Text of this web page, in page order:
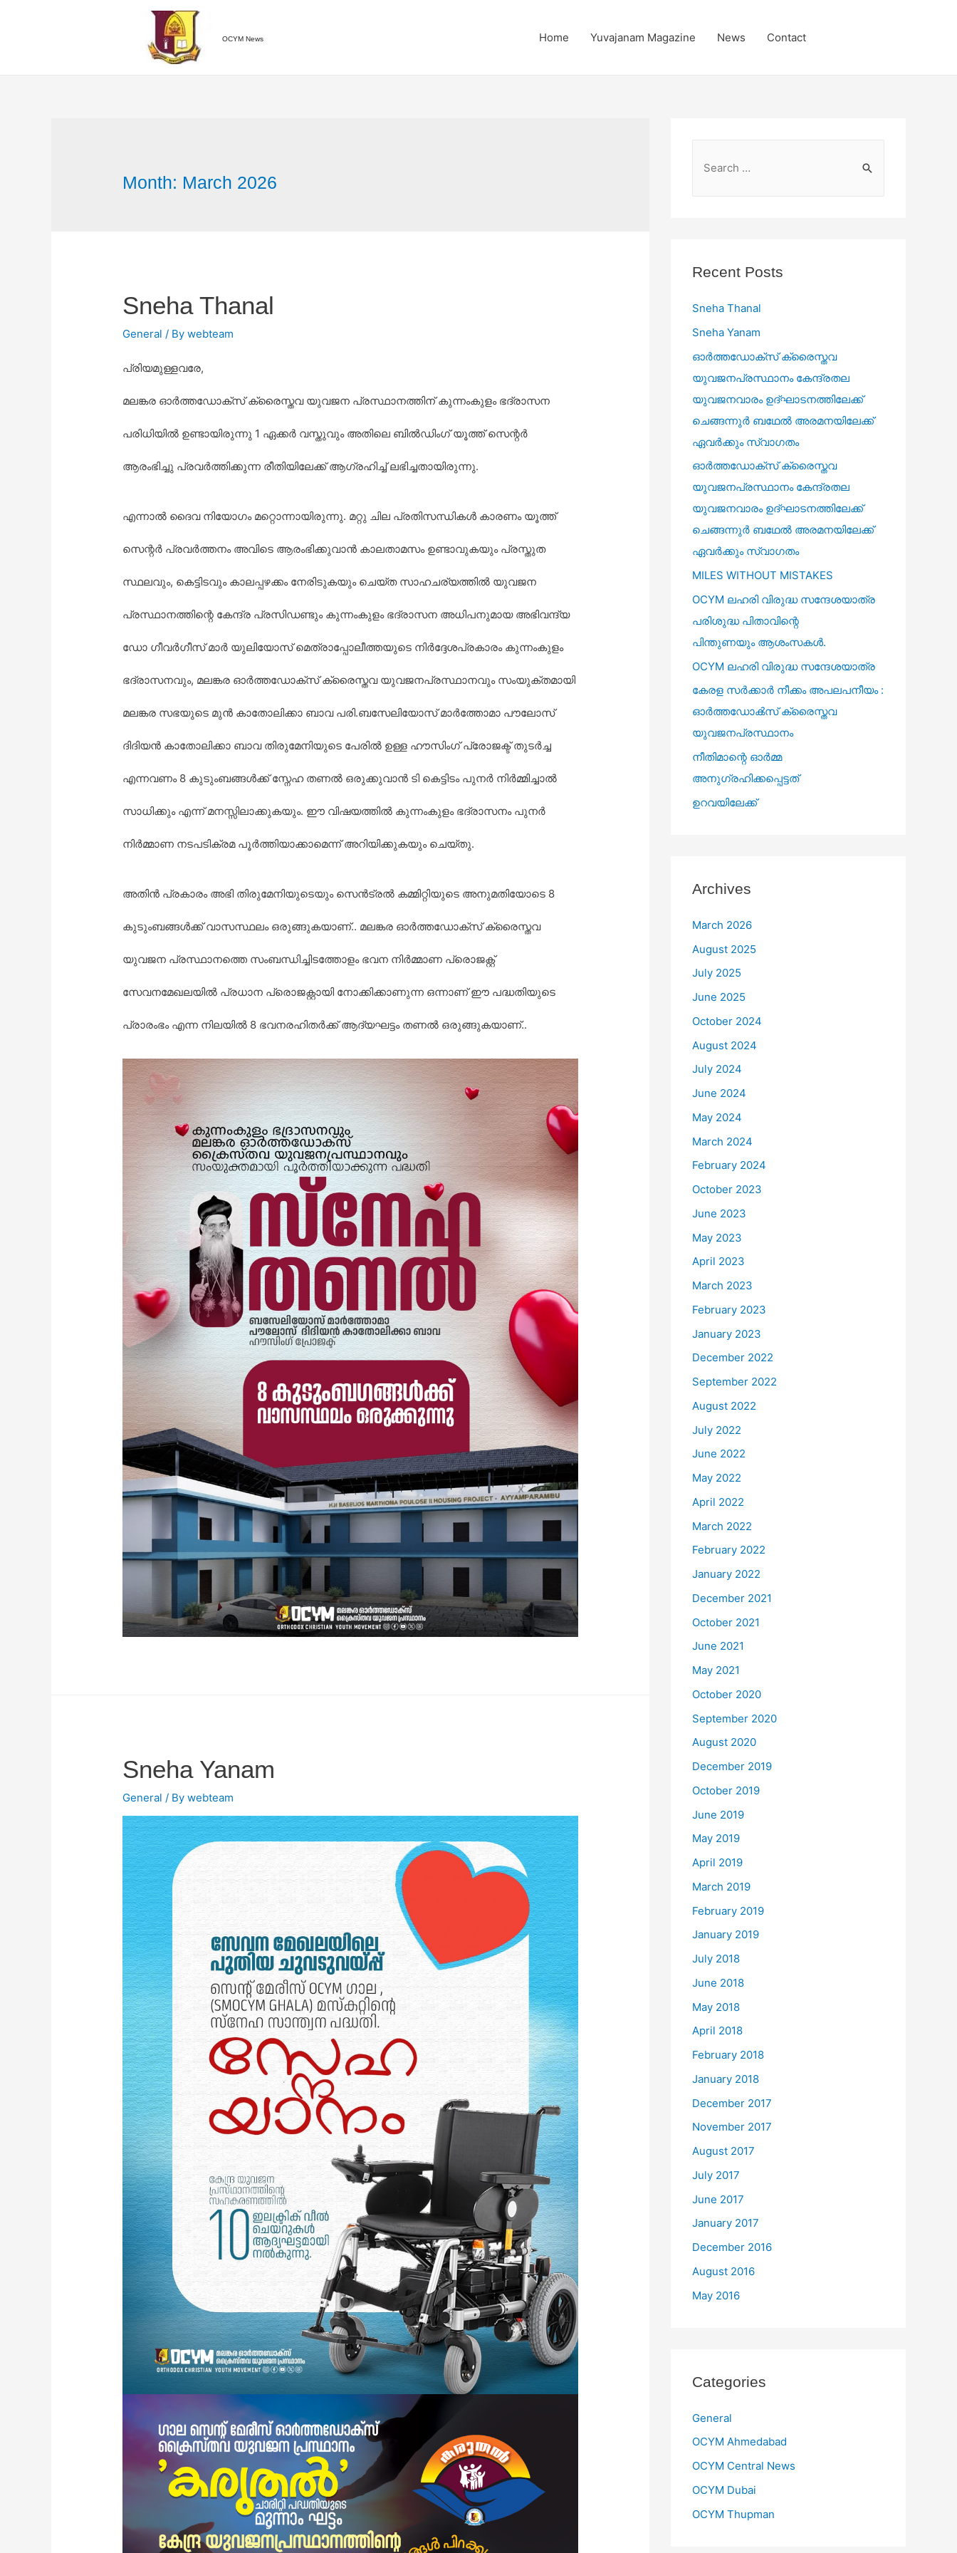
OCYM News Home Yuvajanam Magazine News Contact
Month: March 2026
Sneha Thanal
General / Bywebteam
പ്രിയമുള്ളവരേ,
മലങ്കര ഓർത്തഡോക്സ് ക്രൈസ്തവ യുവജന പ്രസ്ഥാനത്തിന് കുന്നംകുളം ഭദ്രാസന
പരിധിയിൽ ഉണ്ടായിരുന്നു 1 ഏക്കർ വസ്തുവും അതിലെ ബിൽഡിംഗ്‌ യൂത്ത് സെന്റർ
ആരംഭിച്ചു പ്രവർത്തിക്കുന്ന രീതിയിലേക്ക് ആഗ്രഹിച്ച് ലഭിച്ചതായിരുന്നു.
എന്നാൽ ദൈവ നിയോഗം മറ്റൊന്നായിരുന്നു. മറ്റു ചില പ്രതിസന്ധികൾ കാരണം യൂത്ത്
സെന്റർ പ്രവർത്തനം അവിടെ ആരംഭിക്കുവാൻ കാലതാമസം ഉണ്ടാവുകയും പ്രസ്തുത
സ്ഥലവും, കെട്ടിടവും കാലപ്പഴക്കം നേരിടുകയും ചെയ്ത സാഹചര്യത്തിൽ യുവജന
പ്രസ്ഥാനത്തിന്റെ കേന്ദ്ര പ്രസിഡണ്ടും കുന്നംകുളം ഭദ്രാസന അധിപനുമായ അഭിവന്ദ്യ
ഡോ ഗീവർഗീസ് മാർ യുലിയോസ് മെത്രാപ്പോലീത്തയുടെ നിർദ്ദേശപ്രകാരം കുന്നംകുളം
ഭദ്രാസനവും, മലങ്കര ഓർത്തഡോക്സ് ക്രൈസ്തവ യുവജനപ്രസ്ഥാനവും സംയുക്തമായി
മലങ്കര സഭയുടെ മുൻ കാതോലിക്കാ ബാവ പരി.ബസേലിയോസ് മാർത്തോമാ പൗലോസ്
ദിദിയൻ കാതോലിക്കാ ബാവ തിരുമേനിയുടെ പേരിൽ ഉള്ള ഹൗസിംഗ് പ്രോജക്ട് തുടർച്ച
എന്നവണം 8 കുടുംബങ്ങൾക്ക് സ്നേഹ തണൽ ഒരുക്കുവാൻ ടി കെട്ടിടം പുനർ നിർമ്മിച്ചാൽ
സാധിക്കും എന്ന് മനസ്സിലാക്കുകയും. ഈ വിഷയത്തിൽ കുന്നംകുളം ഭദ്രാസനം പുനർ
നിർമ്മാണ നടപടിക്രമ പൂർത്തിയാക്കാമെന്ന് അറിയിക്കുകയും ചെയ്തു.
അതിൻ പ്രകാരം അഭി തിരുമേനിയുടെയും സെൻട്രൽ കമ്മിറ്റിയുടെ അനുമതിയോടെ 8
കുടുംബങ്ങൾക്ക് വാസസ്ഥലം ഒരുങ്ങുകയാണ്.. മലങ്കര ഓർത്തഡോക്സ് ക്രൈസ്തവ
യുവജന പ്രസ്ഥാനത്തെ സംബന്ധിച്ചിടത്തോളം ഭവന നിർമ്മാണ പ്രൊജക്റ്റ്
സേവനമേഖലയിൽ പ്രധാന പ്രൊജക്റ്റായി നോക്കിക്കാണുന്ന ഒന്നാണ് ഈ പദ്ധതിയുടെ
പ്രാരംഭം എന്ന നിലയിൽ 8 ഭവനരഹിതർക്ക് ആദ്യഘട്ടം തണൽ ഒരുങ്ങുകയാണ്..
Sneha Yanam
General / Bywebteam
fRecent Posts
Sneha Thanal
Sneha Yanam
ഓർത്തഡോക്സ് ക്രൈസ്തവ
യുവജനപ്രസ്ഥാനം കേന്ദ്രതല
യുവജനവാരം ഉദ്ഘാടനത്തിലേക്ക്
ചെങ്ങന്നുർ ബഥേൽ അരമനയിലേക്ക്
ഏവർക്കും സ്വാഗതം
ഓർത്തഡോക്സ് ക്രൈസ്തവ
യുവജനപ്രസ്ഥാനം കേന്ദ്രതല
യുവജനവാരം ഉദ്ഘാടനത്തിലേക്ക്
ചെങ്ങന്നുർ ബഥേൽ അരമനയിലേക്ക്
ഏവർക്കും സ്വാഗതം
MILES WITHOUT MISTAKES
OCYM ലഹരി വിരുദ്ധ സന്ദേശയാത്ര
പരിശുദ്ധ പിതാവിന്റെ
പിന്തുണയും ആശംസകൾ.
OCYM ലഹരി വിരുദ്ധ സന്ദേശയാത്ര
കേരള സർക്കാർ നീക്കം അപലപനീയം :
ഓർത്തഡോൿസ്‌ ക്രൈസ്തവ
യുവജനപ്രസ്ഥാനം
നീതിമാന്റെ ഓർമ്മ
അനുഗ്രഹിക്കപ്പെട്ടത്
ഉറവയിലേക്ക്
Archives
March 2026
August 2025
July 2025
June 2025
October 2024
August 2024
July 2024
June 2024
May 2024
March 2024
February 2024
October 2023
June 2023
May 2023
April 2023
March 2023
February 2023
January 2023
December 2022
September 2022
August 2022
July 2022
June 2022
May 2022
April 2022
March 2022
February 2022
January 2022
December 2021
October 2021
June 2021
May 2021
October 2020
September 2020
August 2020
December 2019
October 2019
June 2019
May 2019
April 2019
March 2019
February 2019
January 2019
July 2018
June 2018
May 2018
April 2018
February 2018
January 2018
December 2017
November 2017
August 2017
July 2017
June 2017
January 2017
December 2016
August 2016
May 2016
Categories
General
OCYM Ahmedabad
OCYM Central News
OCYM Dubai
OCYM Thupman